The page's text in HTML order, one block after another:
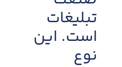
تبلیغات
است. این
نوع